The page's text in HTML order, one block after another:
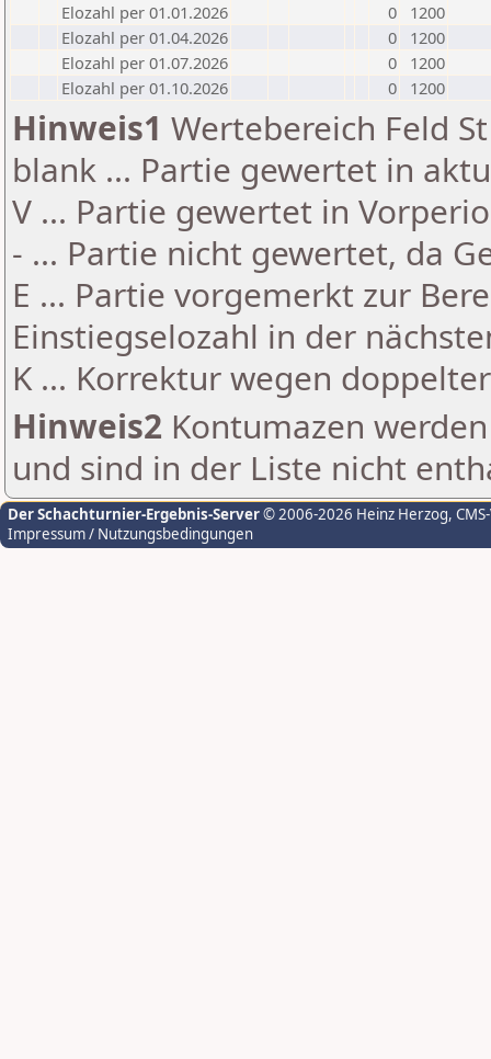
Elozahl per 01.01.2026
0
1200
Elozahl per 01.04.2026
0
1200
Elozahl per 01.07.2026
0
1200
Elozahl per 01.10.2026
0 1200
Hinweis1 Wertebereich Feld
blank ... Partie gewertet in
V ... Partie gewertet in
- ... Partie nicht gewertet, da
E ... Partie vorgemerkt zur
Einstiegselozahl in der
K ... Korrektur wegen
Hinweis2 Kontumazen
und sind in der Liste nicht
Der Schachturnier-Ergebnis-Server© 2006-2026 Heinz Herzog,
Impressum / Nutzungsbedingungen